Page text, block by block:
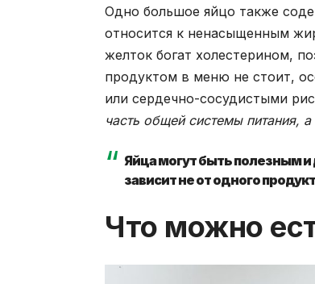
Одно большое яйцо также
относится к ненасыщенным
желток богат холестерином,
продуктом в меню не стоит,
или сердечно-сосудистыми
часть общей системы питания,
Яйца могут быть полезным и
зависит не от одного
Что можно